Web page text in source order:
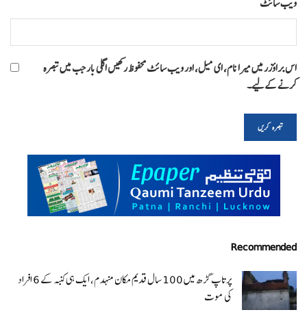
اس براؤزر میں میرا نام، ای میل، اور ویب سائٹ محفوظ رکھیں اگلی بار جب میں تبصرہ
کرنے کےلیے۔
Recommended
پرتاپ گڑھ میں 100 سال قدیم مکان منہدم، ایک ہی کنبہ کے 6 افراد
کی موت